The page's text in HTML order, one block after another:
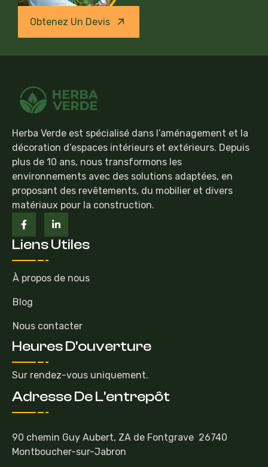
Obtenez Un Devis
Herba Verde est spécialisé dans l’aménagement et la
décoration d’espaces intérieurs et extérieurs. Depuis
plus de 10 ans, nous transformons les
environnements avec des solutions adaptées, en
proposant des revêtements, du mobilier et divers
matériaux pour la construction.
Liens Utiles
À propos de nous
Blog
Nous contacter
Heures D'ouverture
Sur rendez-vous uniquement.
Adresse De L'entrepôt
90 chemin Guy Aubert, ZA de Fontgrave 26740
Montboucher-sur-Jabron